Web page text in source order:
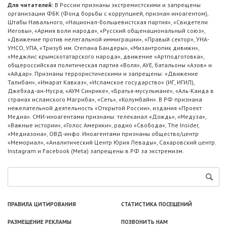
Для читателей: В России признаны экстремистскими и запрещены
организации ФБК (Фонд борьбы с коррупцией, признан иноагентом),
Штабы Навального, «Национал-большевистская партия», «Свидетели
Иеговы», «Армия воли народа», «Русский общенациональный союз»,
«Движение против нелегальной иммиграции», «Правый сектор», УНА-
УНСО, УПА, «Тризуб им. Степана Бандеры», «Мизантропик дивижн»,
«Меджлис крымскотатарского народа», движение «Артподготовка»,
общероссийская политическая партия «Воля», АУЕ, батальоны «Азов» и
«Айдар». Признаны террористическими и запрещены: «Движение
Талибан», «Имарат Кавказ», «Исламское государство» (ИГ, ИГИЛ),
Джебхад-ан-Нусра, «АУМ Синрике», «Братья-мусульмане», «Аль-Каида в
странах исламского Магриба», «Сеть», «Колумбайн». В РФ признана
нежелательной деятельность «Открытой России», издания «Проект
Медиа». СМИ-иноагентами признаны: телеканал «Дождь», «Медуза»,
«Важные истории», «Голос Америки», радио «Свобода», The Insider,
«Медиазона», ОВД-инфо. Иноагентами признаны общество/центр
«Мемориал», «Аналитический Центр Юрия Левады», Сахаровский центр.
Instagram и Facebook (Metа) запрещены в РФ за экстремизм.
ПРАВИЛА ЦИТИРОВАНИЯ СТАТИСТИКА ПОСЕЩЕНИЙ
РАЗМЕЩЕНИЕ РЕКЛАМЫ ПОЗВОНИТЬ НАМ